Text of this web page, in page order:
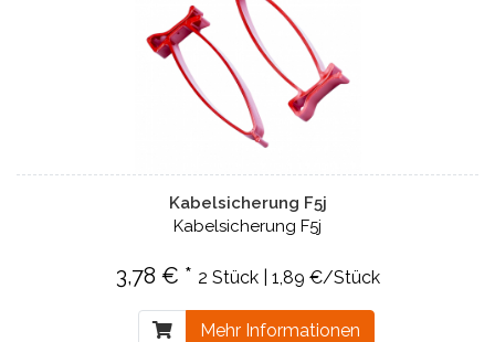
Kabelsicherung F5j
Kabelsicherung F5j
3,78 € * 2 Stück | 1,89 €/Stück
Mehr Informationen